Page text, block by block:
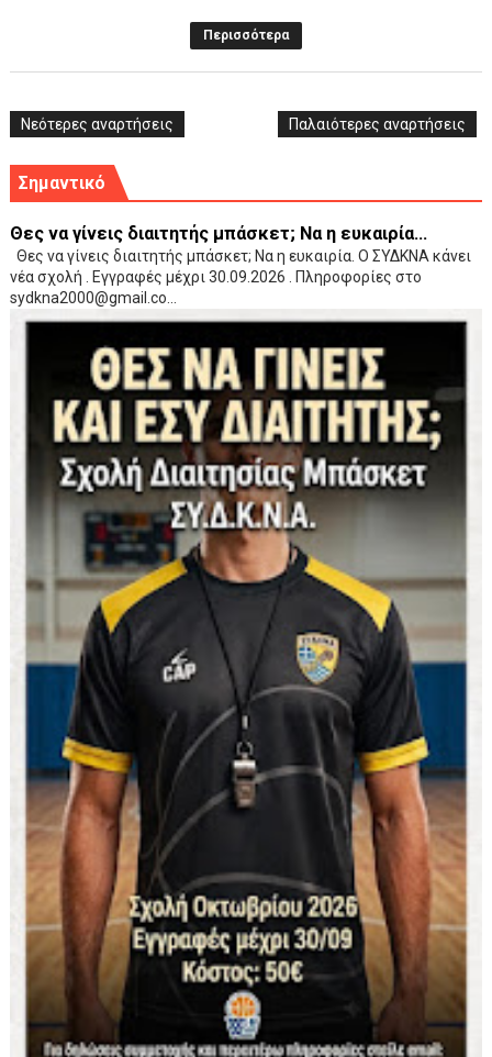
Περισσότερα
Νεότερες αναρτήσεις Παλαιότερες αναρτήσεις
Σημαντικό
Θες να γίνεις διαιτητής μπάσκετ; Να η ευκαιρία...
Θες να γίνεις διαιτητής μπάσκετ; Να η ευκαιρία. Ο ΣΥΔΚΝΑ κάνει
νέα σχολή . Εγγραφές μέχρι 30.09.2026 . Πληροφορίες στο
sydkna2000@gmail.co...